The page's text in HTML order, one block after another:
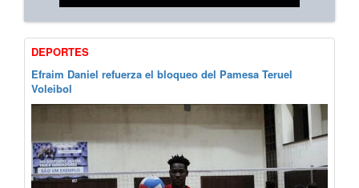
DEPORTES
Efraim Daniel refuerza el bloqueo del Pamesa Teruel
Voleibol